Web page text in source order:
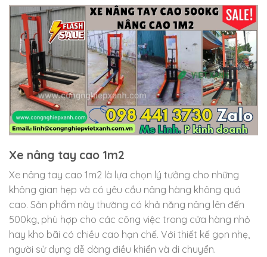
Xe nâng tay cao 1m2
Xe nâng tay cao 1m2 là lựa chọn lý tưởng cho những
không gian hẹp và có yêu cầu nâng hàng không quá
cao. Sản phẩm này thường có khả năng nâng lên đến
500kg, phù hợp cho các công việc trong cửa hàng nhỏ
hay kho bãi có chiều cao hạn chế. Với thiết kế gọn nhẹ,
người sử dụng dễ dàng điều khiển và di chuyển.